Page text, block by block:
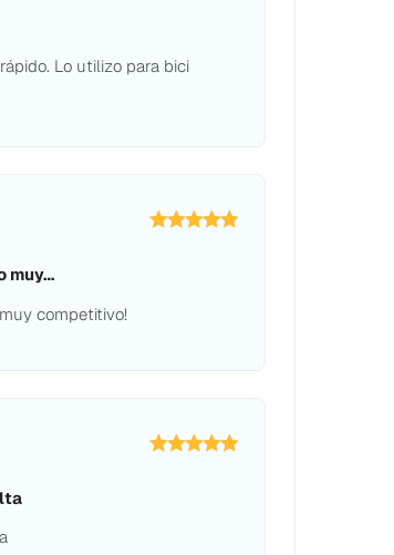
Lo utilizo para bici
muy…
competitivo!